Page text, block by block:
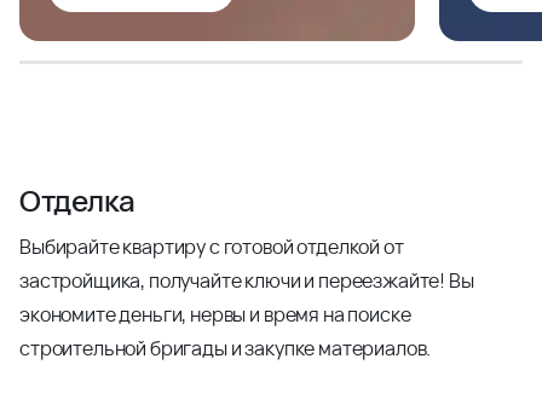
Отделка
Выбирайте квартиру с готовой отделкой от
застройщика, получайте ключи и переезжайте! Вы
экономите деньги, нервы и время на поиске
строительной бригады и закупке материалов.